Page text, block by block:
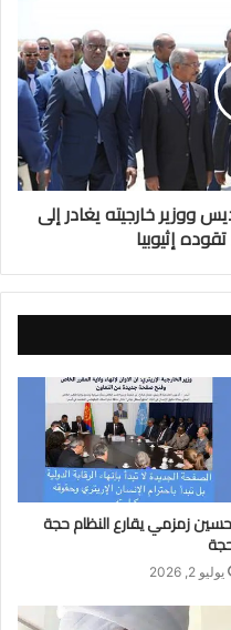
ووزير خارجيته يغادر إلى
إثيوبيا
زمزمي يقارع النظام حجة
يوليو 2, 2026